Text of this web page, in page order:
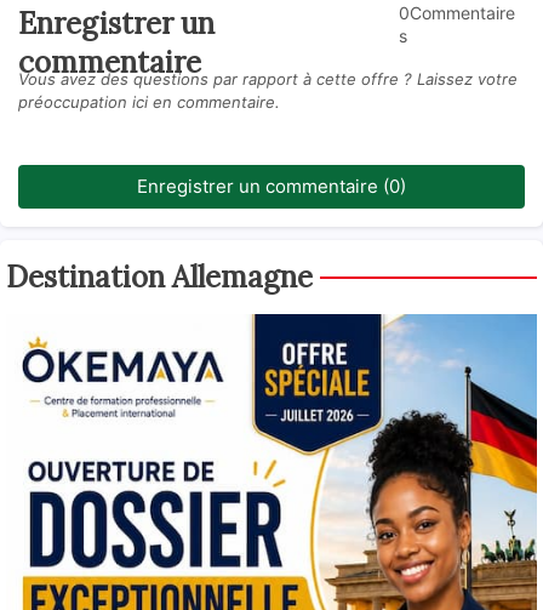
Enregistrer un
commentaire
0Commentaire
s
Vous avez des questions par rapport à cette offre ? Laissez votre
préoccupation ici en commentaire.
Enregistrer un commentaire (0)
Destination Allemagne